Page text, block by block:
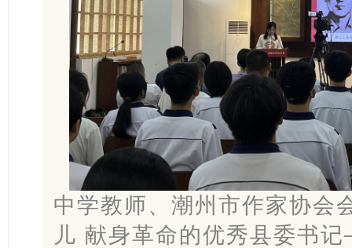
中学教师、潮州市作家协会
儿 献身革命的优秀县委书